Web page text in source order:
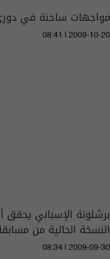
مواجهات ساخنة في دوري
08:41 | 2009-10-20
برشلونة الإسباني يحقق
النسخة الحالية من
08:34 | 2009-09-30